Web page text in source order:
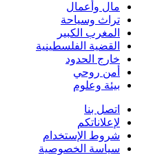
مال وأعمال
تراث وسياحة
المغرب الكبير
القضية الفلسطينية
خارج الحدود
أمن روحي
بيئة وعلوم
اتصل بنا
لإعلاناتكم
شروط الإستخدام
سياسة الخصوصية